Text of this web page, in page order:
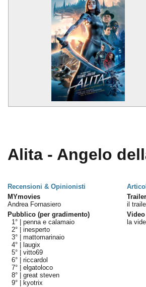
Alita - Angelo
Recensioni & Opinionisti
MYmovies
Andrea Fornasiero
Pubblico (per gradimento)
1° | penna e calamaio
2° | inesperto
3° | mattomarinaio
4° |
laugix
5° | vitto69
6° | riccardol
7° | elgatoloco
8° | great steven
9° |
kyotrix
Trailer
il
la